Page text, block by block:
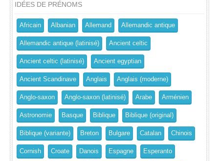
IDÉES DE PRÉNOMS
Africain Albanian Allemand Allemandic antique
Allemandic antique (latinisé) Ancient celtic
Ancient celtic (latinisé) Ancient egyptian
Ancient Scandinave Anglais Anglais (moderne)
Anglo-saxon Anglo-saxon (latinisé) Arabe Arménien
Astronomie Basque Biblique Biblique (original)
Biblique (variante) Breton Bulgare Catalan Chinois
Cornish Croate Danois Espagne Esperanto